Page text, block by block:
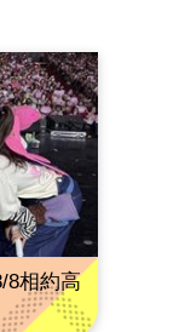
8相約高